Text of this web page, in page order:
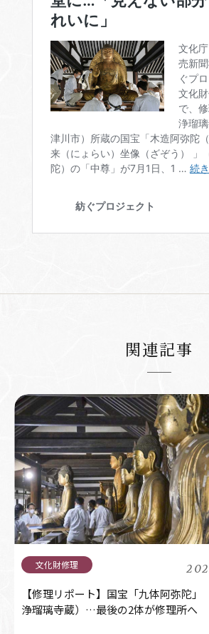
関連記事
【修理リポート】国宝「九体阿弥陀」
浄瑠璃寺蔵）…最後の2体が修理所へ